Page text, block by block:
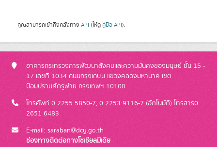
คุณสามารถเข้าถึงคลังทาง API (ให้ดู คู่มือ API).
อาคารกระทรวงการพัฒนาสังคมและความมั่นคงของมนุษย์ ชั้น 15 -
17 เลขที่ 1034 ถนนกรุงเกษม แขวงคลองมหานาค เขต
ป้อมปราบศัตรูพ่าย กรุงเทพฯ 10100
โทรศัพท์ 0 2255 5850-7, 0 2253 9116-7 (อัตโนมัติ) โทรสาร0
2651 6483
E-mail: saraban@dcy.go.th
ช่องทางติดต่อทางโซเชียลมีเดีย